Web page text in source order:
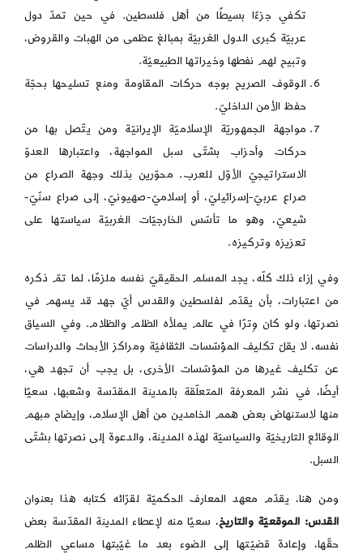
تكفي جزءًا بسيطًا من أهل فلسطين. في حين تمدّ دول
عربيّة كبرى الدول الغربيّة بمبالغ عظمى من الهبات والقروض،
وتبيح لهم نفطها وخيراتها الطبيعيّة.
الوقوف الصريح بوجه حركات المقاومة ومنع تسليحها بحجّة
حفظ الأمن الداخليّ.
مواجهة الجمهوريّة الإسلاميّة الإيرانيّة ومن يتّصل بها من
حركات وأحزاب بشتّى سبل المواجهة، واعتبارها العدوّ
الاستراتيجيّ الأوّل للعرب. محوّرين بذلك وجهة الصراع من
صراع عربيّ-إسرائيليّ، أو إسلاميّ-صهيونيّ، إلى صراع سنّيّ-
شيعيّ، وهو ما تأسّس الخارجيّات الغربيّة سياستها على
تعزيزه وتركيزه.
وفي إزاء ذلك كلّه، يجد المسلم الحقيقيّ نفسه ملزمًا، لما تمّ ذكره
من اعتبارات، بأن يقدّم لفلسطين والقدس أيّ جهد قد يسهم في
نصرتها، ولو كان وِترًا في عالم يملأه الظلم والظلام. وفي السياق
نفسه، لا يقلّ تكليف المؤسّسات الثقافيّة ومراكز الأبحاث والدراسات
عن تكليف غيرها من المؤسّسات الأخرى، بل يجب أن تجهد هي،
أيضًا، في نشر المعرفة المتعلّقة بالمدينة المقدّسة وشعبها، سعيًا
منها لاستنهاض بعض همم الخامدين من أهل الإسلام، وإيضاح مبهم
الوقائع التاريخيّة والسياسيّة لهذه المدينة، والدعوة إلى نصرتها بشتّى
السبل.
ومن هنا، يقدّم معهد المعارف الحكميّة لقرّائه كتابه هذا بعنوان
القدس: الموقعيّة والتاريخ، سعيًا منه لإعطاء المدينة المقدّسة بعض
حقّها، وإعادة قضيّتها إلى الضوء بعد ما غيّبتها مساعي الظلم